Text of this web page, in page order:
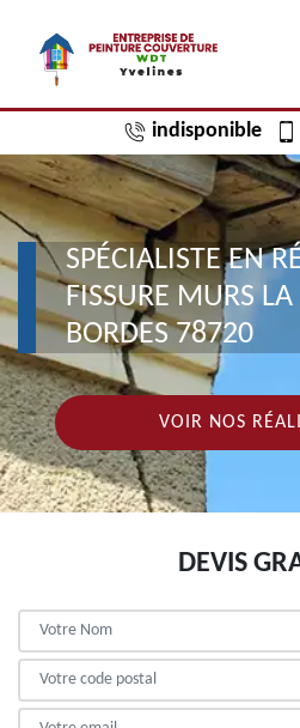
indisponible
SPÉCIALISTE EN
FISSURE MURS LA
BORDES 78720
VOIR NOS
DEVIS